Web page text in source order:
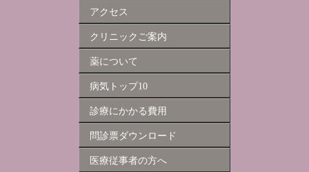
アクセス
クリニックご案内
薬について
病気トップ10
診療にかかる費用
問診票ダウンロード
医療従事者の方へ